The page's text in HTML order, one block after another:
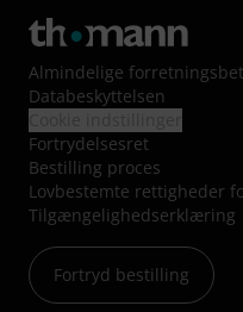
Almindelige
Databeskyttelsen
Fortrydelsesret
Bestilling proces
Lovbestemte rettigheder
Tilgængelighedserklæring
Fortryd bestilling